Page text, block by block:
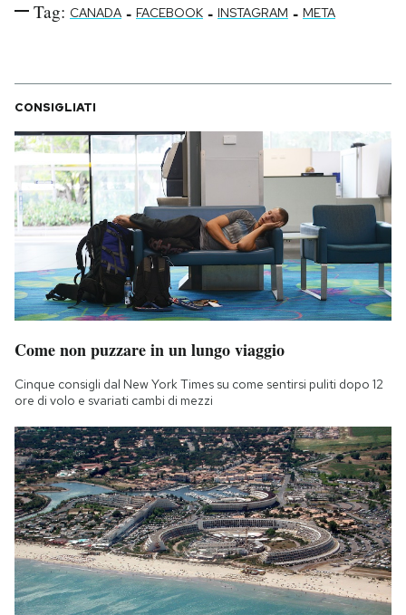
Tag: CANADA - FACEBOOK - INSTAGRAM - META
CONSIGLIATI
Come non puzzare in un lungo viaggio
Cinque consigli dal New York Times su come sentirsi puliti dopo 12
ore di volo e svariati cambi di mezzi